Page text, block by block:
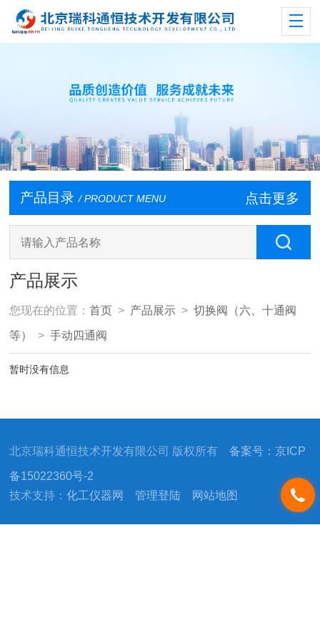
产品目录 / PRODUCT MENU 点击更多
产品展示
您现在的位置：首页 > 产品展示 >切换阀（六、十通阀
等） >手动四通阀
暂时没有信息
北京瑞科通恒技术开发有限公司 版权所有备案号：京ICP
备15022360号-2
技术支持：化工仪器网 管理登陆 网站地图